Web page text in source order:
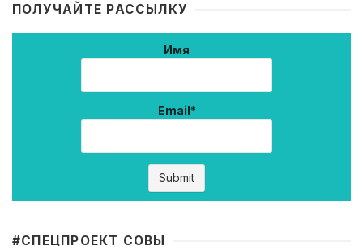
ПОЛУЧАЙТЕ РАССЫЛКУ
Имя
Email*
#CПЕЦПРОЕКТ СОВЫ